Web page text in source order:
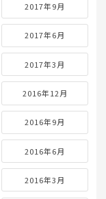
2017年9月
2017年6月
2017年3月
2016年12月
2016年9月
2016年6月
2016年3月